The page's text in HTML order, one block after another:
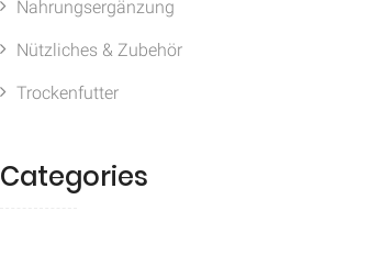
Nahrungsergänzung
Nützliches & Zubehör
Trockenfutter
Categories